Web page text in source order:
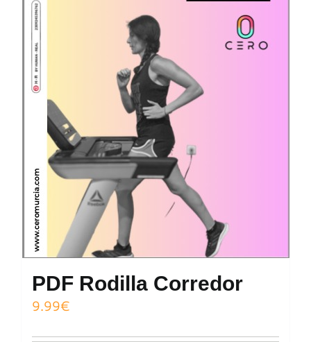
PDF Rodilla Corredor
9.99€